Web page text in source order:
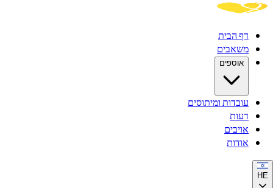
דף הבית
משאבים
אוספים
עובדות ומיתוסים
דעות
אויבים
אודות